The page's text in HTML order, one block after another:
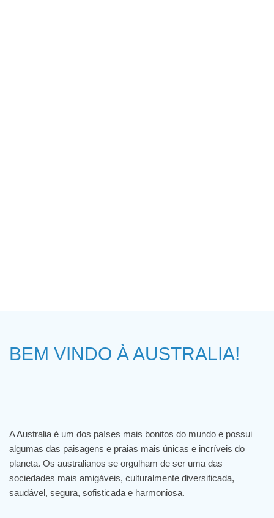
ASSISTÊNCIA
BEM VINDO À AUSTRALIA!
A Australia é um dos países mais bonitos do mundo e possui
algumas das paisagens e praias mais únicas e incríveis do
planeta. Os australianos se orgulham de ser uma das
sociedades mais amigáveis, culturalmente diversificada,
saudável, segura, sofisticada e harmoniosa.